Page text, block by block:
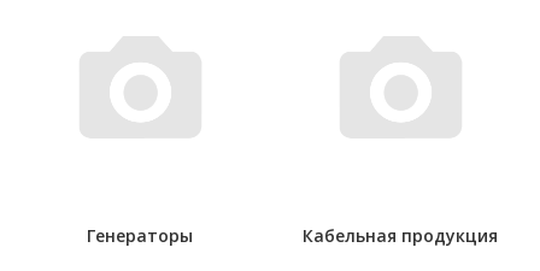
Генераторы Кабельная продукция